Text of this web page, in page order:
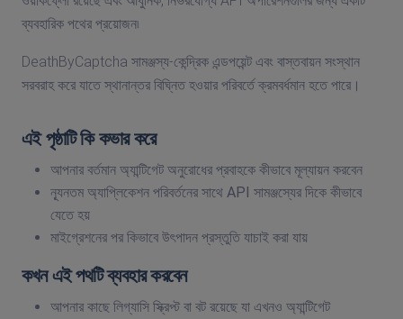
ব্যবহারিক পথের প্রয়োজন৷
DeathByCaptcha সামঞ্জস্য-কেন্দ্রিক এন্ডপয়েন্ট এবং বাস্তবায়ন সংস্থান
সরবরাহ করে যাতে স্থানান্তর বিঘ্নিত হওয়ার পরিবর্তে ক্রমবর্ধমান হতে পারে।
এই পৃষ্ঠাটি কি কভার করে
আপনার বর্তমান অ্যান্টিগেট অনুরোধের প্রবাহকে কীভাবে মূল্যায়ন করবেন
ন্যূনতম অ্যাপ্লিকেশন পরিবর্তনের সাথে API সামঞ্জস্যের দিকে কীভাবে
যেতে হয়
মাইগ্রেশনের পর কিভাবে উৎপাদন প্রস্তুতি যাচাই করা যায়
কখন এই পথটি ব্যবহার করবেন
আপনার কাছে লিগ্যাসি স্ক্রিপ্ট বা বট রয়েছে যা এখনও অ্যান্টিগেট